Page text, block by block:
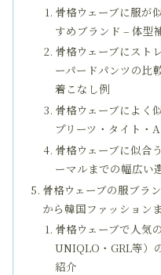
骨格ウェーブに服が
すめブランド – 体型
骨格ウェーブにスト
ーパードパンツの比
着こなし例
骨格ウェーブによく
プリーツ・タイト・
骨格ウェーブに似合
ーマルまでの幅広い
骨格ウェーブの服ブラ
から韓国ファッション
骨格ウェーブで人気
UNIQLO・GRL等）
紹介